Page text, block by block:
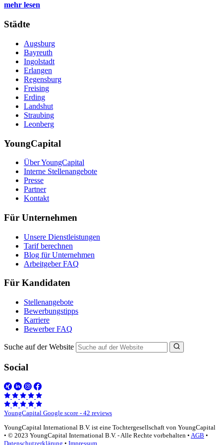
mehr lesen
Städte
Augsburg
Bayreuth
Ingolstadt
Erlangen
Regensburg
Freising
Erding
Landshut
Straubing
Leonberg
YoungCapital
Über YoungCapital
Interne Stellenangebote
Presse
Partner
Kontakt
Für Unternehmen
Unsere Dienstleistungen
Tarif berechnen
Blog für Unternehmen
Arbeitgeber FAQ
Für Kandidaten
Stellenangebote
Bewerbungstipps
Karriere
Bewerber FAQ
Suche auf der Website
Social
YoungCapital Google score - 42 reviews
YoungCapital International B.V. ist eine Tochtergesellschaft von YoungCapital
• © 2023 YoungCapital International B.V. - Alle Rechte vorbehalten • AGB •
Datenschutzerklärung • Impressum